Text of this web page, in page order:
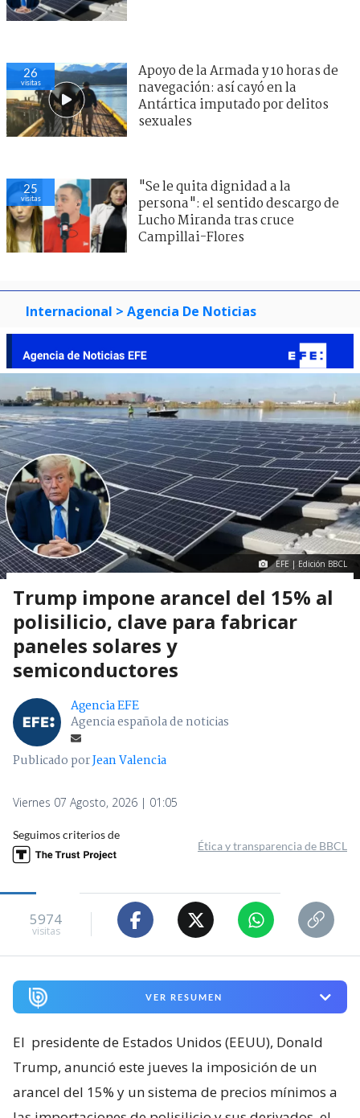
26
visitas
Apoyo de la Armada y 10 horas de
navegación: así cayó en la
Antártica imputado por delitos
sexuales
25
visitas
"Se le quita dignidad a la
persona": el sentido descargo de
Lucho Miranda tras cruce
Campillai-Flores
Internacional > Agencia De Noticias
EFE | Edición BBCL
Trump impone arancel del 15% al
polisilicio, clave para fabricar
paneles solares y
semiconductores
Agencia EFE
Agencia española de noticias
Publicado porJean Valencia
Viernes 07 Agosto, 2026 | 01:05
Seguimos criterios de
Ética y transparencia de BBCL
5974
visitas
VER RESUMEN
El presidente de Estados Unidos (EEUU), Donald
Trump, anunció este jueves la imposición de un
arancel del 15% y un sistema de precios mínimos a